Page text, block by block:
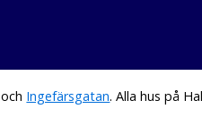
och Ingefärsgatan. Alla hus på